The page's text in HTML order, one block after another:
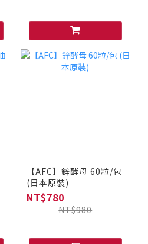
【AFC】鋅酵母 60粒/包
(日本原裝)
NT$780
NT$980